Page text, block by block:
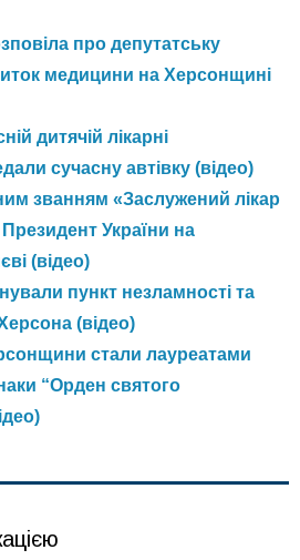
про депутатську
медицини на Херсонщині
дитячій лікарні
сучасну автівку (відео)
званням «Заслужений лікар
України на
(відео)
пункт незламності та
(відео)
стали лауреатами
“Орден святого